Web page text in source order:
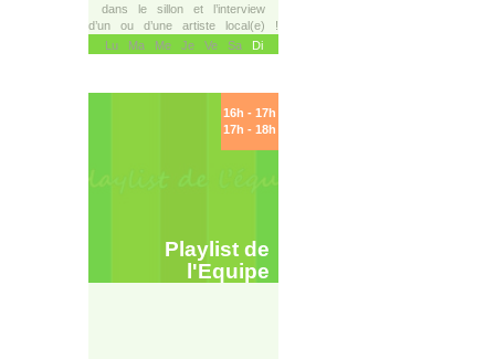
dans le sillon et l’interview
d’un ou d’une artiste local(e) !
Lu Ma Me Je Ve Sa
Di
16h - 17h
17h - 18h
Playlist de
l'Equipe